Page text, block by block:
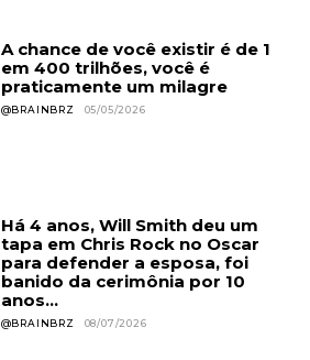
A chance de você existir é de 1
em 400 trilhões, você é
praticamente um milagre
@BRAINBRZ 05/05/2026
Há 4 anos, Will Smith deu um
tapa em Chris Rock no Oscar
para defender a esposa, foi
banido da cerimônia por 10
anos...
@BRAINBRZ 08/07/2026